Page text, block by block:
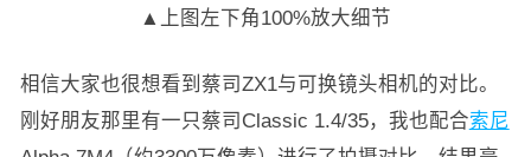
▲上图左下角100%放大细节
相信大家也很想看到蔡司ZX1与可换镜头相机的对比。
刚好朋友那里有一只蔡司Classic 1.4/35，我也配合索尼